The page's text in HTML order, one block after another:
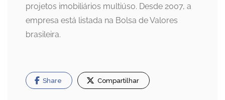
projetos imobiliários multiúso. Desde 2007, a
empresa está listada na Bolsa de Valores
brasileira.
Share Compartilhar